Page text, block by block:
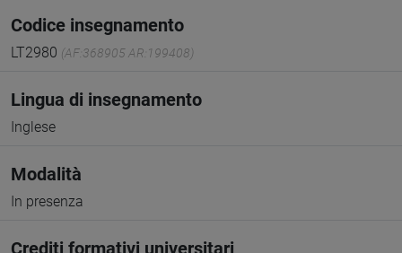
Codice insegnamento
LT2980 (AF:368905 AR:199408)
Lingua di insegnamento
Inglese
Modalità
In presenza
Crediti formativi universitari